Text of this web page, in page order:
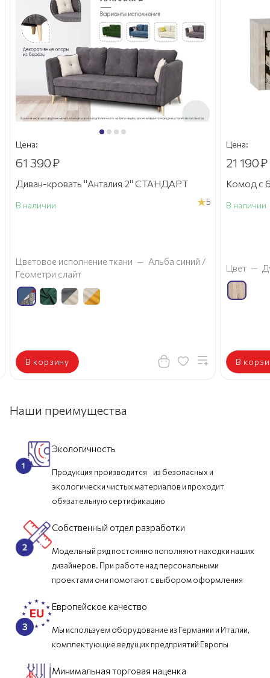
Цена:
61 390₽
Диван-кровать "Анталия 2" СТАНДАРТ
В наличии 5
Цветовое исполнение ткани — Альба синий /
Геометри слайт
В корзину
Цена:
21 190₽
Комод с
В наличии
Цвет —
В
Наши преимущества
Экологичность
Продукция производится из безопасных и
экологически чистых материалов и проходит
обязательную сертификацию
Собственный отдел разработки
Модельный ряд постоянно пополняют находки наших
дизайнеров. При работе над персональными
проектами они помогают с выбором оформления
Европейское качество
Мы используем оборудование из Германии и Италии,
комплектующие ведущих предприятий Европы
Минимальная торговая наценка